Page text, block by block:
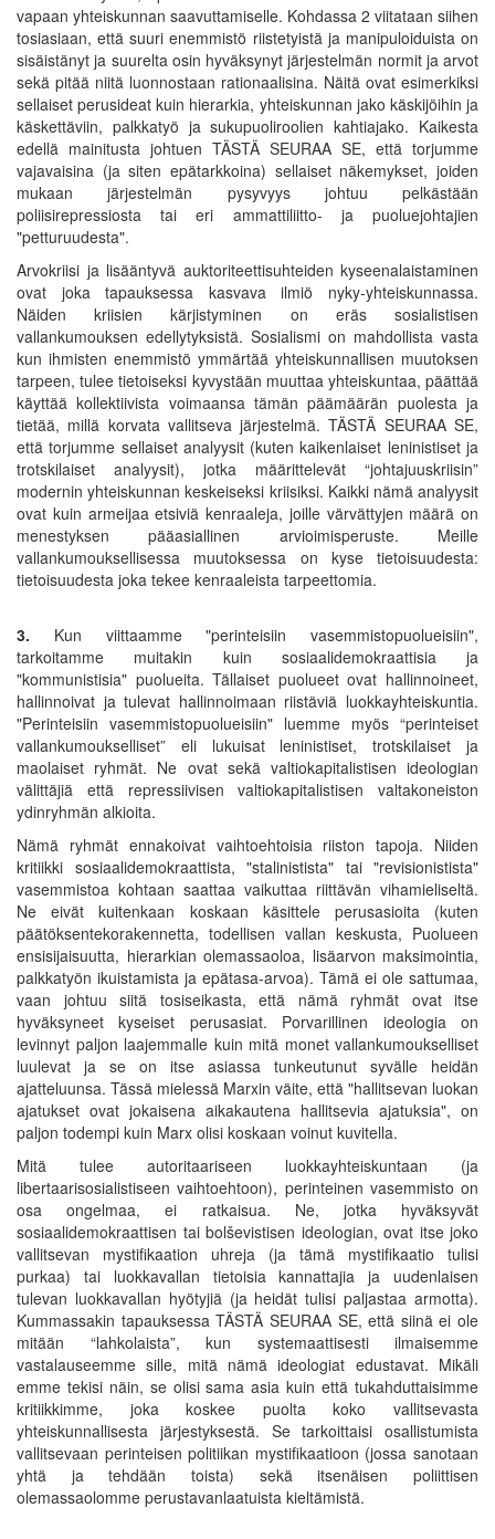
vapaan yhteiskunnan saavuttamiselle. Kohdassa 2 viitataan siihen
tosiasiaan, että suuri enemmistö riistetyistä ja manipuloiduista on
sisäistänyt ja suurelta osin hyväksynyt järjestelmän normit ja arvot
sekä pitää niitä luonnostaan rationaalisina. Näitä ovat esimerkiksi
sellaiset perusideat kuin hierarkia, yhteiskunnan jako käskijöihin ja
käskettäviin, palkkatyö ja sukupuoliroolien kahtiajako. Kaikesta
edellä mainitusta johtuen TÄSTÄ SEURAA SE, että torjumme
vajavaisina (ja siten epätarkkoina) sellaiset näkemykset, joiden
mukaan järjestelmän pysyvyys johtuu pelkästään
poliisirepressiosta tai eri ammattiliitto- ja puoluejohtajien
"petturuudesta".
Arvokriisi ja lisääntyvä auktoriteettisuhteiden kyseenalaistaminen
ovat joka tapauksessa kasvava ilmiö nyky-yhteiskunnassa.
Näiden kriisien kärjistyminen on eräs sosialistisen
vallankumouksen edellytyksistä. Sosialismi on mahdollista vasta
kun ihmisten enemmistö ymmärtää yhteiskunnallisen muutoksen
tarpeen, tulee tietoiseksi kyvystään muuttaa yhteiskuntaa, päättää
käyttää kollektiivista voimaansa tämän päämäärän puolesta ja
tietää, millä korvata vallitseva järjestelmä. TÄSTÄ SEURAA SE,
että torjumme sellaiset analyysit (kuten kaikenlaiset leninistiset ja
trotskilaiset analyysit), jotka määrittelevät “johtajuuskriisin”
modernin yhteiskunnan keskeiseksi kriisiksi. Kaikki nämä analyysit
ovat kuin armeijaa etsiviä kenraaleja, joille värvättyjen määrä on
menestyksen pääasiallinen arvioimisperuste. Meille
vallankumouksellisessa muutoksessa on kyse tietoisuudesta:
tietoisuudesta joka tekee kenraaleista tarpeettomia.
3. Kun viittaamme "perinteisiin vasemmistopuolueisiin",
tarkoitamme muitakin kuin sosiaalidemokraattisia ja
"kommunistisia" puolueita. Tällaiset puolueet ovat hallinnoineet,
hallinnoivat ja tulevat hallinnoimaan riistäviä luokkayhteiskuntia.
"Perinteisiin vasemmistopuolueisiin" luemme myös “perinteiset
vallankumoukselliset” eli lukuisat leninistiset, trotskilaiset ja
maolaiset ryhmät. Ne ovat sekä valtiokapitalistisen ideologian
välittäjiä että repressiivisen valtiokapitalistisen valtakoneiston
ydinryhmän alkioita.
Nämä ryhmät ennakoivat vaihtoehtoisia riiston tapoja. Niiden
kritiikki sosiaalidemokraattista, "stalinistista" tai "revisionistista"
vasemmistoa kohtaan saattaa vaikuttaa riittävän vihamieliseltä.
Ne eivät kuitenkaan koskaan käsittele perusasioita (kuten
päätöksentekorakennetta, todellisen vallan keskusta, Puolueen
ensisijaisuutta, hierarkian olemassaoloa, lisäarvon maksimointia,
palkkatyön ikuistamista ja epätasa-arvoa). Tämä ei ole sattumaa,
vaan johtuu siitä tosiseikasta, että nämä ryhmät ovat itse
hyväksyneet kyseiset perusasiat. Porvarillinen ideologia on
levinnyt paljon laajemmalle kuin mitä monet vallankumoukselliset
luulevat ja se on itse asiassa tunkeutunut syvälle heidän
ajatteluunsa. Tässä mielessä Marxin väite, että "hallitsevan luokan
ajatukset ovat jokaisena aikakautena hallitsevia ajatuksia", on
paljon todempi kuin Marx olisi koskaan voinut kuvitella.
Mitä tulee autoritaariseen luokkayhteiskuntaan (ja
libertaarisosialistiseen vaihtoehtoon), perinteinen vasemmisto on
osa ongelmaa, ei ratkaisua. Ne, jotka hyväksyvät
sosiaalidemokraattisen tai bolševistisen ideologian, ovat itse joko
vallitsevan mystifikaation uhreja (ja tämä mystifikaatio tulisi
purkaa) tai luokkavallan tietoisia kannattajia ja uudenlaisen
tulevan luokkavallan hyötyjiä (ja heidät tulisi paljastaa armotta).
Kummassakin tapauksessa TÄSTÄ SEURAA SE, että siinä ei ole
mitään “lahkolaista”, kun systemaattisesti ilmaisemme
vastalauseemme sille, mitä nämä ideologiat edustavat. Mikäli
emme tekisi näin, se olisi sama asia kuin että tukahduttaisimme
kritiikkimme, joka koskee puolta koko vallitsevasta
yhteiskunnallisesta järjestyksestä. Se tarkoittaisi osallistumista
vallitsevaan perinteisen politiikan mystifikaatioon (jossa sanotaan
yhtä ja tehdään toista) sekä itsenäisen poliittisen
olemassaolomme perustavanlaatuista kieltämistä.